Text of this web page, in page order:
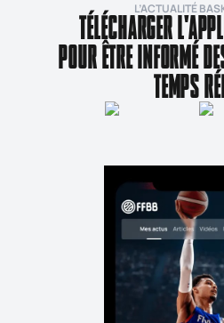
L’ACTUALITÉ
TÉLÉCHARGER
POUR ÊTRE INFORMÉ
TEMPS